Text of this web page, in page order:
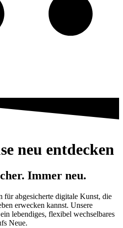
neu entdecken
Immer neu.
abgesicherte digitale Kunst, die
erwecken kannst. Unsere
lebendiges, flexibel wechselbares
Neue.